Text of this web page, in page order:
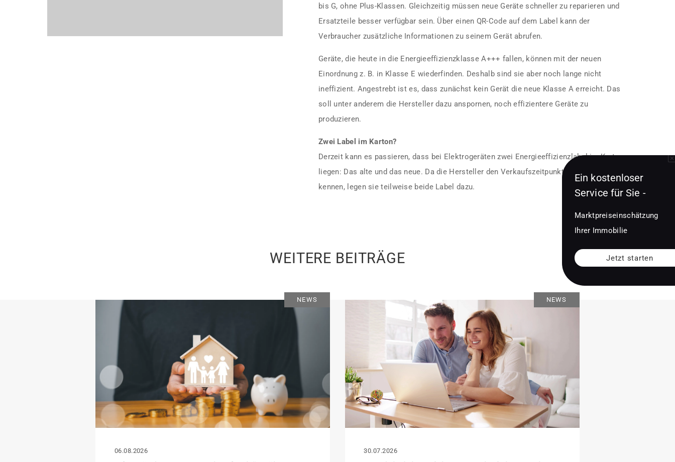
bis G, ohne Plus-Klassen. Gleichzeitig müssen neue Geräte schneller zu reparieren und
Ersatzteile besser verfügbar sein. Über einen QR-Code auf dem Label kann der
Verbraucher zusätzliche Informationen zu seinem Gerät abrufen.
Geräte, die heute in die Energieeffizienzklasse A+++ fallen, können mit der neuen
Einordnung z. B. in Klasse E wiederfinden. Deshalb sind sie aber noch lange nicht
ineffizient. Angestrebt ist es, dass zunächst kein Gerät die neue Klasse A erreicht. Das
soll unter anderem die Hersteller dazu anspornen, noch effizientere Geräte zu
produzieren.
Zwei Label im Karton?
Derzeit kann es passieren, dass bei Elektrogeräten zwei Energieeffizienzlabel im Karton
liegen: Das alte und das neue. Da die Hersteller den Verkaufszeitpunkt ihrer Ware nicht
kennen, legen sie teilweise beide Label dazu.
WEITERE BEITRÄGE
NEWS
06.08.2026
NEWS
30.07.2026
Ein kostenloser
Service für Sie -
Marktpreiseinschätzung
Ihrer Immobilie
Jetzt starten